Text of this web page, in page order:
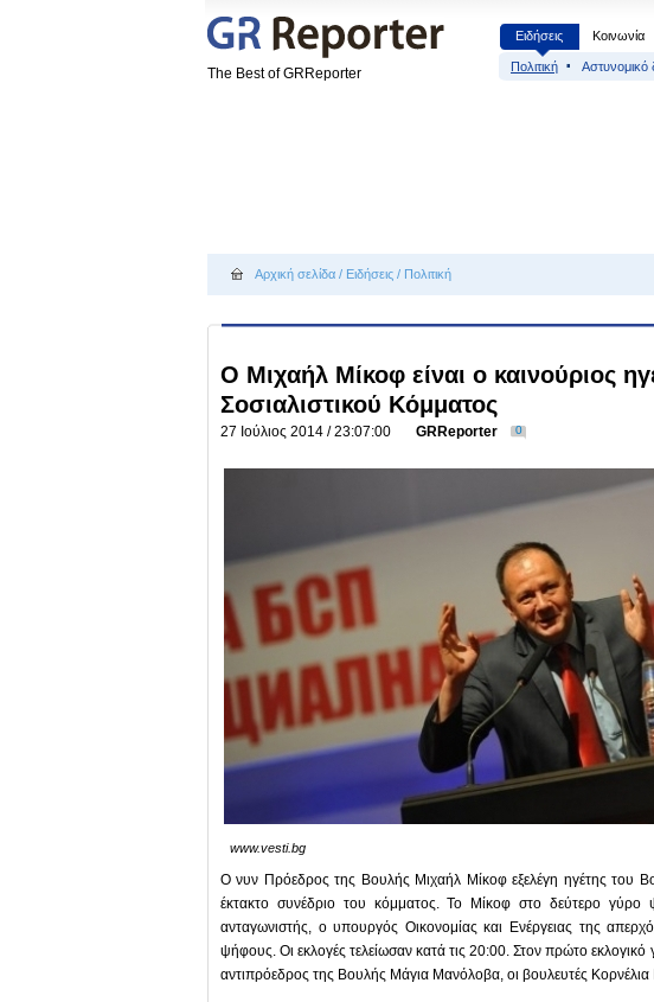
The Best of GRReporter
Ειδήσεις Κοινωνία
Πολιτική Αστυνομικό
Αρχική σελίδα / Ειδήσεις / Πολιτική
Ο Μιχαήλ Μίκοφ είναι ο καινούριος
Σοσιαλιστικού Κόμματος
27 Ιούλιος 2014 / 23:07:00 GRReporter 0
www.vesti.bg
Ο νυν Πρόεδρος της Βουλής Μιχαήλ Μίκοφ εξελέγη ηγέτης του
έκτακτο συνέδριο του κόμματος. Το Μίκοφ στο δεύτερο
ανταγωνιστής, ο υπουργός Οικονομίας και Ενέργειας της
ψήφους. Οι εκλογές τελείωσαν κατά τις 20:00. Στον πρώτο
αντιπρόεδρος της Βουλής Μάγια Μανόλοβα, οι βουλευτές Κορνέλια